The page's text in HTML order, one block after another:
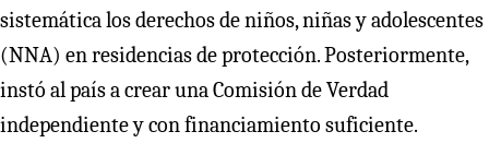
sistemática los derechos de niños, niñas y adolescentes
(NNA) en residencias de protección. Posteriormente,
instó al país a crear una Comisión de Verdad
independiente y con financiamiento suficiente.